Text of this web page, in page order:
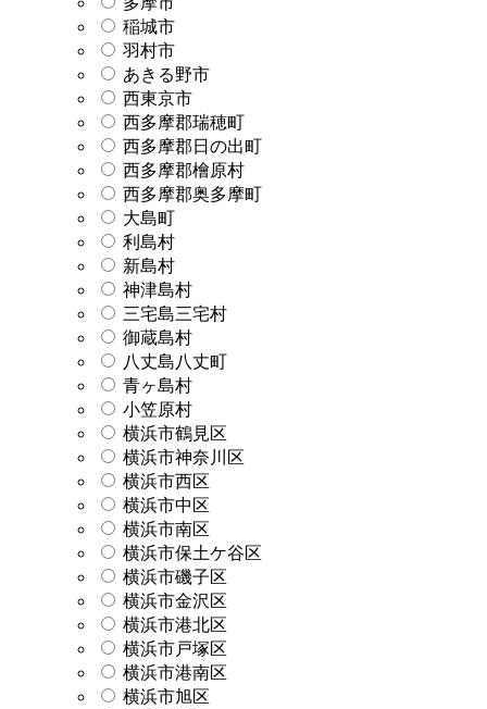
稲城市
羽村市
あきる野市
西東京市
西多摩郡瑞穂町
西多摩郡日の出町
西多摩郡檜原村
西多摩郡奥多摩町
大島町
利島村
新島村
神津島村
三宅島三宅村
御蔵島村
八丈島八丈町
青ヶ島村
小笠原村
横浜市鶴見区
横浜市神奈川区
横浜市西区
横浜市中区
横浜市南区
横浜市保土ケ谷区
横浜市磯子区
横浜市金沢区
横浜市港北区
横浜市戸塚区
横浜市港南区
横浜市旭区